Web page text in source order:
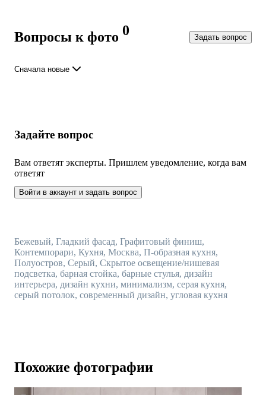
Вопросы к фото 0 Задать вопрос
Сначала новые
Задайте вопрос
Вам ответят эксперты. Пришлем уведомление, когда вам
ответят
Войти в аккаунт и задать вопрос
Бежевый, Гладкий фасад, Графитовый финиш,
Контемпорари, Кухня, Москва, П-образная кухня,
Полуостров, Серый, Скрытое освещение/нишевая
подсветка, барная стойка, барные стулья, дизайн
интерьера, дизайн кухни, минимализм, серая кухня,
серый потолок, современный дизайн, угловая кухня
Похожие фотографии